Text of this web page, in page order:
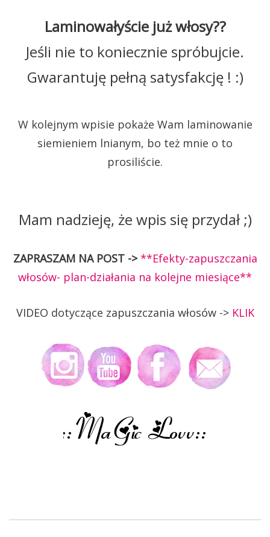
Laminowałyście już włosy??
Jeśli nie to koniecznie spróbujcie.
Gwarantuję pełną satysfakcję ! :)
W kolejnym wpisie pokaże Wam laminowanie
siemieniem lnianym, bo też mnie o to
prosiliście.
Mam nadzieję, że wpis się przydał ;)
ZAPRASZAM NA POST -> **Efekty-zapuszczania
włosów- plan-działania na kolejne miesiące**
VIDEO dotyczące zapuszczania włosów -> KLIK